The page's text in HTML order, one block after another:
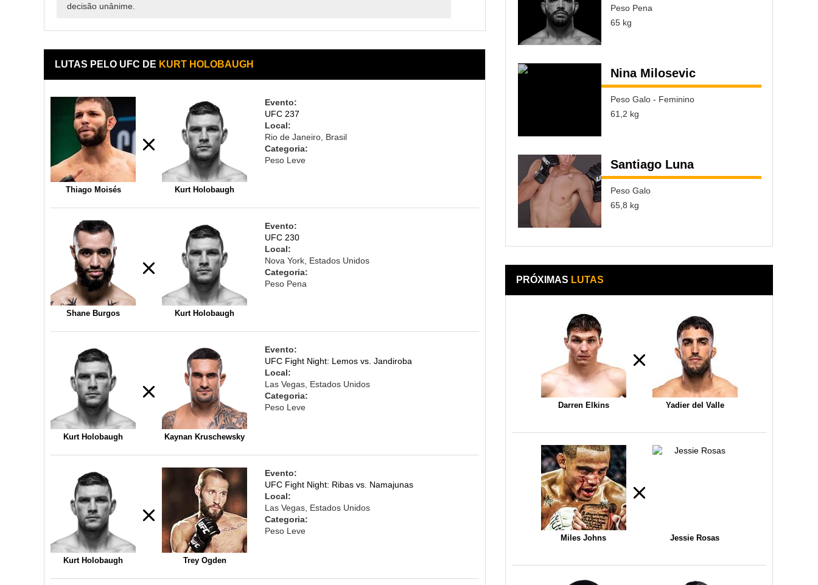
decisão unânime.
LUTAS PELO UFC DE KURT HOLOBAUGH
Thiago Moisés Kurt Holobaugh
Evento:
UFC 237
Local:
Rio de Janeiro, Brasil
Categoria:
Peso Leve
Shane Burgos Kurt Holobaugh
Evento:
UFC 230
Local:
Nova York, Estados Unidos
Categoria:
Peso Pena
Kurt Holobaugh Kaynan Kruschewsky
Evento:
UFC Fight Night: Lemos vs. Jandiroba
Local:
Las Vegas, Estados Unidos
Categoria:
Peso Leve
Kurt Holobaugh Trey Ogden
Evento:
UFC Fight Night: Ribas vs. Namajunas
Local:
Las Vegas, Estados Unidos
Categoria:
Peso Leve
Peso Pena
65 kg
Nina Milosevic
Peso Galo - Feminino
61,2 kg
Santiago Luna
Peso Galo
65,8 kg
PRÓXIMAS LUTAS
Darren Elkins Yadier del Valle
Miles Johns Jessie Rosas